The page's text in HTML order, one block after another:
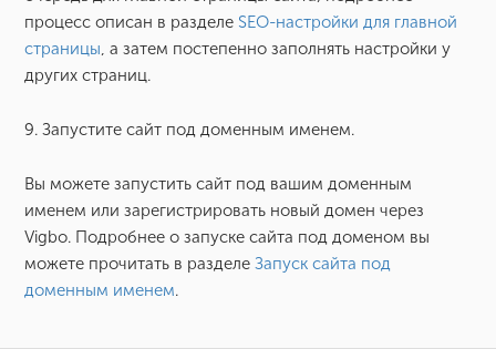
процесс описан в разделе SEO-настройки для главной
страницы , а затем постепенно заполнять настройки у
других страниц.
9. Запустите сайт под доменным именем.
Вы можете запустить сайт под вашим доменным
именем или зарегистрировать новый домен через
Vigbo. Подробнее о запуске сайта под доменом вы
можете прочитать в разделеЗапуск сайта под
доменным именем.